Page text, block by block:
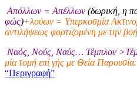
Απόλλων = Απέλλων (δωρική, η
φώς)+λούων = Υπερκοσμία
αντιλήψεως φορτιζομένη με την
Ναός, Νούς, Ναύς… Τέμπλον
μία τομή επί γής με Θεία
“Περιγραφή”